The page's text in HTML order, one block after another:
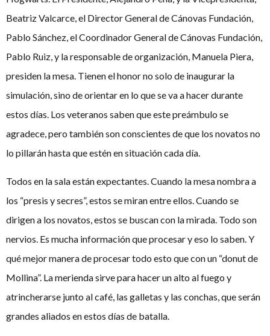
Beatriz Valcarce, el Director General de Cánovas Fundación,
Pablo Sánchez, el Coordinador General de Cánovas Fundación,
Pablo Ruiz, y la responsable de organización, Manuela Piera,
presiden la mesa. Tienen el honor no solo de inaugurar la
simulación, sino de orientar en lo que se va a hacer durante
estos días. Los veteranos saben que este preámbulo se
agradece, pero también son conscientes de que los novatos no
lo pillarán hasta que estén en situación cada día.
Todos en la sala están expectantes. Cuando la mesa nombra a
los “presis y secres”, estos se miran entre ellos. Cuando se
dirigen a los novatos, estos se buscan con la mirada. Todo son
nervios. Es mucha información que procesar y eso lo saben. Y
qué mejor manera de procesar todo esto que con un “donut de
Mollina”. La merienda sirve para hacer un alto al fuego y
atrincherarse junto al café, las galletas y las conchas, que serán
grandes aliados en estos días de batalla.